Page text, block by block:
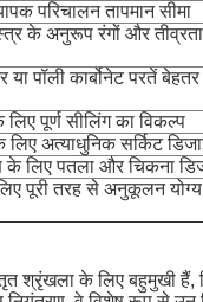
परिचालन तापमान सीमा
के अनुरूप रंगों और
या पॉली कार्बोनेट परतें बेहतर
लिए पूर्ण सीलिंग का विकल्प
लिए अत्याधुनिक सर्किट
के लिए पतला और चिकना
पूरी तरह से अनुकूलन योग्य
श्रृंखला के लिए बहुमुखी हैं,